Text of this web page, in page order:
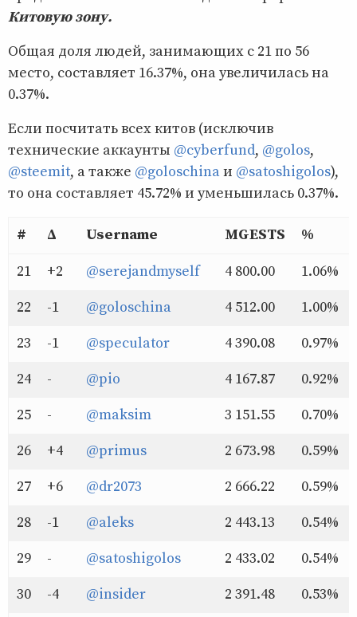
Китовую зону.
Общая доля людей, занимающих с 21 по 56
место, составляет 16.37%, она увеличилась на
0.37%.
Если посчитать всех китов (исключив
технические аккаунты @cyberfund, @golos,
@steemit, а также @goloschinaи @satoshigolos),
то она составляет 45.72% и уменьшилась 0.37%.
# Δ Username MGESTS %
21
+2 @serejandmyself 4 800.00 1.06%
22
-1 @goloschina 4 512.00 1.00%
23
-1 @speculator 4 390.08 0.97%
24
- @pio 4 167.87 0.92%
25
- @maksim 3 151.55 0.70%
26
+4 @primus 2 673.98 0.59%
27
+6 @dr2073 2 666.22 0.59%
28
-1 @aleks 2 443.13 0.54%
29
- @satoshigolos 2 433.02 0.54%
30
-4 @insider 2 391.48 0.53%